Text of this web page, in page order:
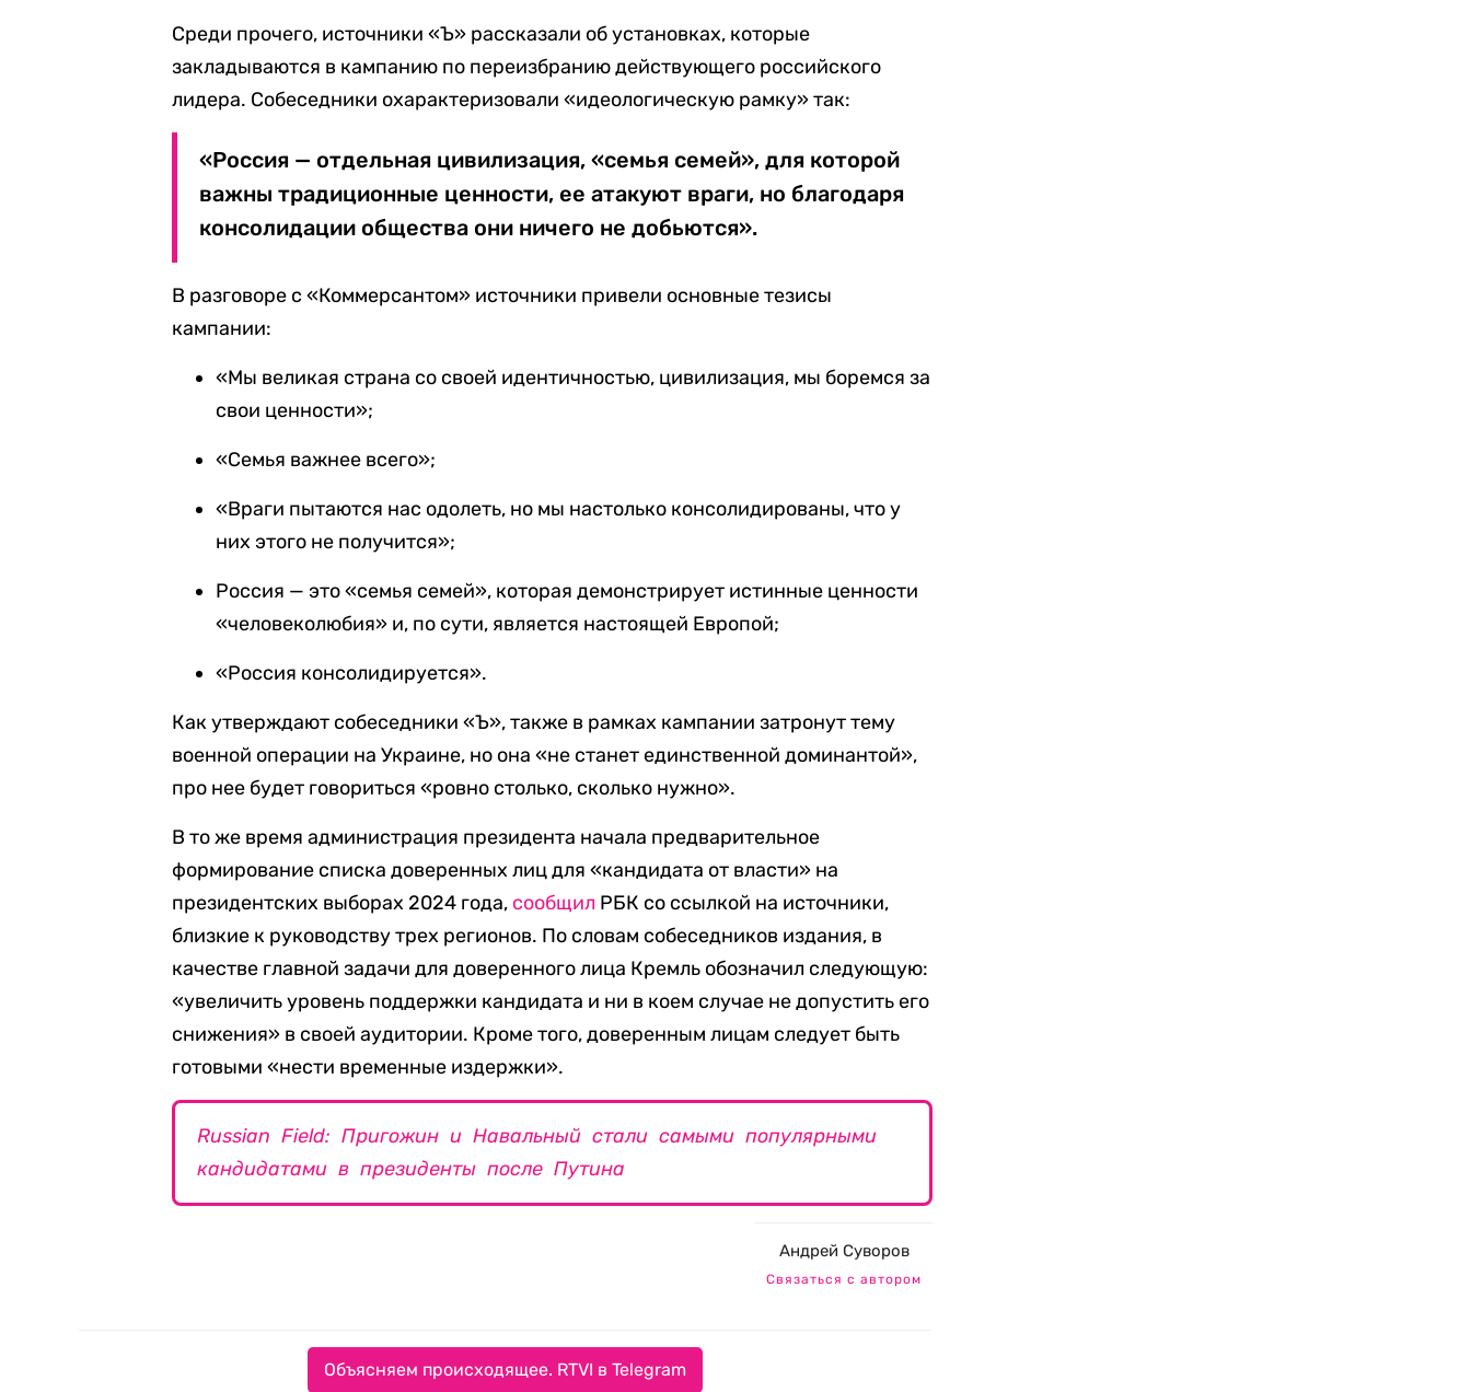
Среди прочего, источники «Ъ» рассказали об установках, которые
закладываются в кампанию по переизбранию действующего российского
лидера. Собеседники охарактеризовали «идеологическую рамку» так:
«Россия — отдельная цивилизация, «семья семей», для которой
важны традиционные ценности, ее атакуют враги, но благодаря
консолидации общества они ничего не добьются».
В разговоре с «Коммерсантом» источники привели основные тезисы
кампании:
«Мы великая страна со своей идентичностью, цивилизация, мы боремся за
свои ценности»;
«Семья важнее всего»;
«Враги пытаются нас одолеть, но мы настолько консолидированы, что у
них этого не получится»;
Россия — это «семья семей», которая демонстрирует истинные ценности
«человеколюбия» и, по сути, является настоящей Европой;
«Россия консолидируется».
Как утверждают собеседники «Ъ», также в рамках кампании затронут тему
военной операции на Украине, но она «не станет единственной доминантой»,
про нее будет говориться «ровно столько, сколько нужно».
В то же время администрация президента начала предварительное
формирование списка доверенных лиц для «кандидата от власти» на
президентских выборах 2024 года, сообщил РБК со ссылкой на источники,
близкие к руководству трех регионов. По словам собеседников издания, в
качестве главной задачи для доверенного лица Кремль обозначил следующую:
«увеличить уровень поддержки кандидата и ни в коем случае не допустить его
снижения» в своей аудитории. Кроме того, доверенным лицам следует быть
готовыми «нести временные издержки».
Russian Field: Пригожин и Навальный стали самыми популярными
кандидатами в президенты после Путина
Андрей Суворов
Связаться с автором
Объясняем происходящее. RTVI в Telegram